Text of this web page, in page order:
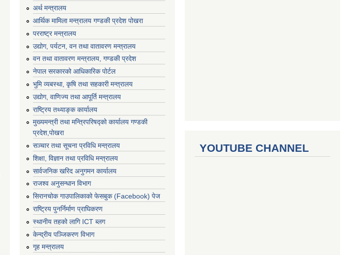
अर्थ मन्त्रालय
आर्थिक मामिला मन्त्रालय गण्डकी प्रदेश पोखरा
परराष्ट्र मन्त्रालय
उद्योग, पर्यटन, वन तथा वातावरण मन्त्रालय
वन तथा वातावरण मन्त्रालय, गण्डकी प्रदेश
नेपाल सरकारको आधिकारिक पोर्टल
भुमि व्यबस्था, कृषि तथा सहकारी मन्त्रालय
उद्योग, वाणिज्य तथा आपूर्ति मन्त्रालय
राष्ट्रिय तथ्याङ्क कार्यालय
मुख्यमन्त्री तथा मन्त्रिपरिषद्को कार्यालय गण्डकी
प्रदेश,पोखरा
सञ्‍चार तथा सूचना प्रविधि मन्त्रालय
शिक्षा, विज्ञान तथा प्रविधि मन्त्रालय
सार्वजनिक खरिद अनुगमन कार्यालय
राजश्व अनुसन्धान विभाग
सिरानचोक गाउपालिकाको फेसबुक (Facebook) पेज
राष्ट्रिय पुनर्निर्माण प्राघिकरण
स्थानीय तहको लागि ICT ब्लग
केन्द्रीय पञ्जिकरण विभाग
गृह मन्त्रालय
YOUTUBE CHANNEL